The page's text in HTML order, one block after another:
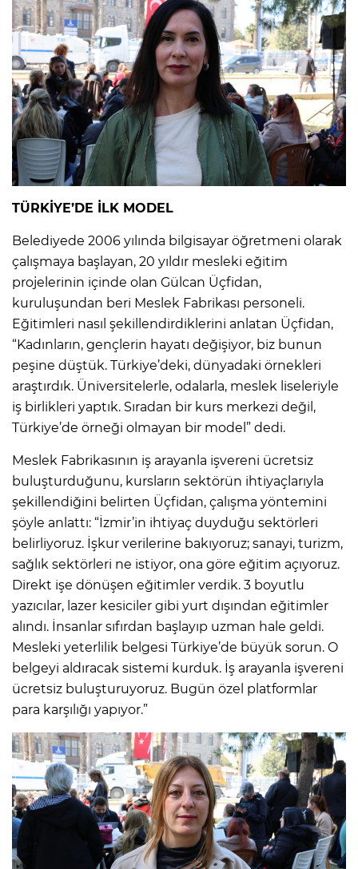
TÜRKİYE’DE İLK MODEL
Belediyede 2006 yılında bilgisayar öğretmeni olarak
çalışmaya başlayan, 20 yıldır mesleki eğitim
projelerinin içinde olan Gülcan Üçfidan,
kuruluşundan beri Meslek Fabrikası personeli.
Eğitimleri nasıl şekillendirdiklerini anlatan Üçfidan,
“Kadınların, gençlerin hayatı değişiyor, biz bunun
peşine düştük. Türkiye’deki, dünyadaki örnekleri
araştırdık. Üniversitelerle, odalarla, meslek liseleriyle
iş birlikleri yaptık. Sıradan bir kurs merkezi değil,
Türkiye’de örneği olmayan bir model” dedi.
Meslek Fabrikasının iş arayanla işvereni ücretsiz
buluşturduğunu, kursların sektörün ihtiyaçlarıyla
şekillendiğini belirten Üçfidan, çalışma yöntemini
şöyle anlattı: “İzmir’in ihtiyaç duyduğu sektörleri
belirliyoruz. İşkur verilerine bakıyoruz; sanayi, turizm,
sağlık sektörleri ne istiyor, ona göre eğitim açıyoruz.
Direkt işe dönüşen eğitimler verdik. 3 boyutlu
yazıcılar, lazer kesiciler gibi yurt dışından eğitimler
alındı. İnsanlar sıfırdan başlayıp uzman hale geldi.
Mesleki yeterlilik belgesi Türkiye’de büyük sorun. O
belgeyi aldıracak sistemi kurduk. İş arayanla işvereni
ücretsiz buluşturuyoruz. Bugün özel platformlar
para karşılığı yapıyor.”